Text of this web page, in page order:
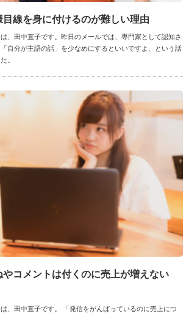
目線を身に付けるのが難しい理由
、田中直子です。昨日のメールでは、専門家として認知さ
自分が主語の話」を少なめにするといいですよ、という話
。
やコメントは付くのに売上が増えない
は、田中直子です。 「発信をがんばっているのに売上につ